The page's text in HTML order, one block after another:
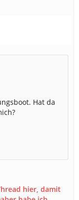
Hat da
hier, damit